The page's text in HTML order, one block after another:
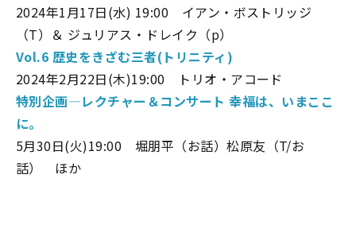
2024年1月17日(水) 19:00 イアン・ボストリッジ
（T）＆ ジュリアス・ドレイク（p）
Vol.6 歴史をきざむ三者(トリニティ)
2024年2月22日(木)19:00 トリオ・アコード
特別企画―レクチャー＆コンサート 幸福は、いまここ
に。
5月30日(火)19:00 堀朋平（お話）松原友（T/お
話） ほか